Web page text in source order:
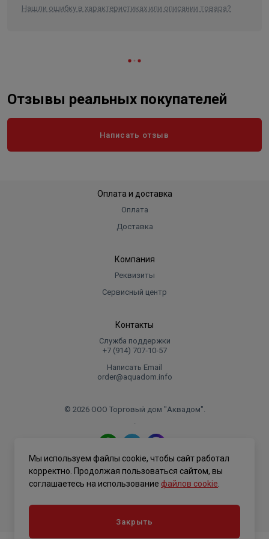
Нашли ошибку в характеристиках или описании товара?
Отзывы реальных покупателей
Написать отзыв
Оплата и доставка
Оплата
Доставка
Компания
Реквизиты
Сервисный центр
Контакты
Служба поддержки
+7 (914) 707‑10‑57
Написать Email
order@aquadom.info
© 2026 ООО Торговый дом "Аквадом".
.
Политика конфиденциальности
Мы используем файлы cookie, чтобы сайт работал
корректно. Продолжая пользоваться сайтом, вы
соглашаетесь на использование файлов cookie
Закрыть